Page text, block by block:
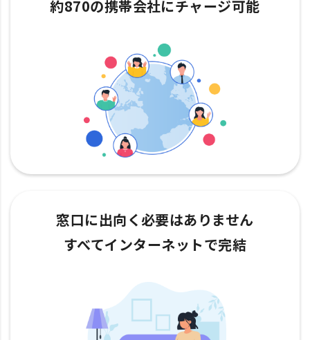
約870の携帯会社にチャージ可能
窓口に出向く必要はありません
すべてインターネットで完結